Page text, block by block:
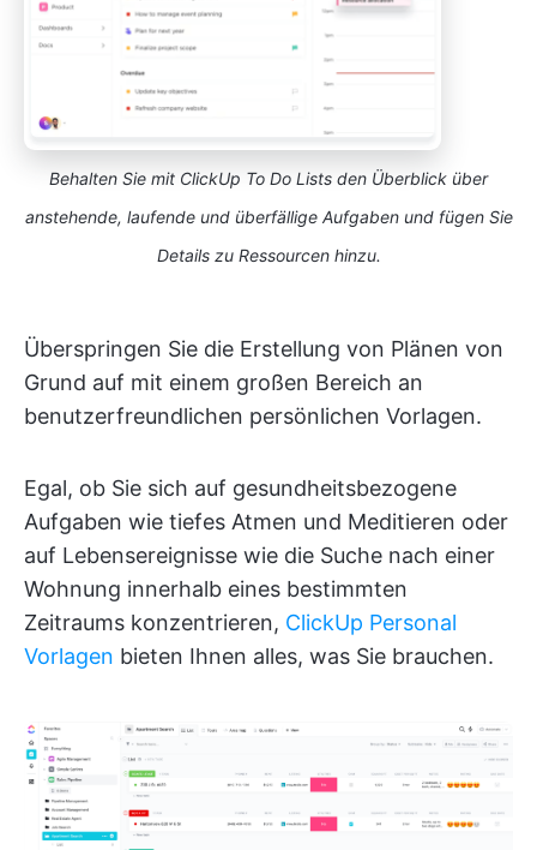
Behalten Sie mit ClickUp To Do Lists den Überblick über
anstehende, laufende und überfällige Aufgaben und fügen Sie
Details zu Ressourcen hinzu.
Überspringen Sie die Erstellung von Plänen von
Grund auf mit einem großen Bereich an
benutzerfreundlichen persönlichen Vorlagen.
Egal, ob Sie sich auf gesundheitsbezogene
Aufgaben wie tiefes Atmen und Meditieren oder
auf Lebensereignisse wie die Suche nach einer
Wohnung innerhalb eines bestimmten
Zeitraums konzentrieren, ClickUp Personal
Vorlagen bieten Ihnen alles, was Sie brauchen.